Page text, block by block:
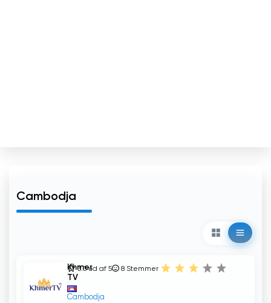
Cambodja
Khmer
TV
Cambodja
3.3 ud af 5 8 Stemmer